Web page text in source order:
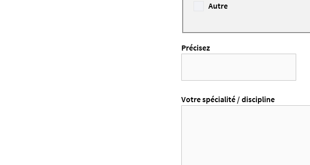
Autre
Précisez
Votre spécialité / discipline